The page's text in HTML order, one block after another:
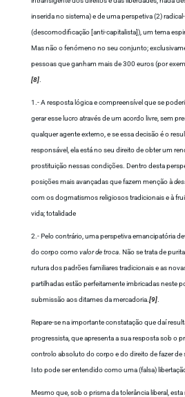
inserida no sistema) e de uma perspetiva (2)
(descomodificação [anti-capitalista]), um tema
Mas não o fenómeno no seu conjunto;
pessoas que ganham mais de 300 euros (por
[8].
1.- A resposta lógica e compreensível que se
gerar esse lucro através de um acordo livre, sem
qualquer agente externo, e se essa decisão é o
responsável, ela está no seu direito de obter um
prostituição nessas condições. Dentro desta
posições mais avançadas que fazem menção à
com os dogmatismos religiosos tradicionais e à
vida; totalidade
2.- Pelo contrário, uma perspetiva emancipatória
do corpo comovalor de troca. Não se trata de
rutura dos padrões familiares tradicionais e as
partilhadas estão perfeitamente imbricadas neste
submissão aos ditames da mercadoria. [9].
Repare-se na importante constatação que daí
progressista, que apresenta a sua resposta sob o
controlo absoluto do corpo e do direito de fazer de
Isto pode ser entendido como uma (falsa)
Mesmo que, sob o prisma da tolerância liberal,